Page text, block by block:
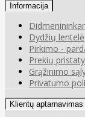
Informacija
Dydžių lentelė
Pirkimo -
Prekių
Grąžinimo
Privatumo
Klientų aptarnavimas